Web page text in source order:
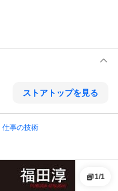
ストアトップを見る
仕事の技術
1/1